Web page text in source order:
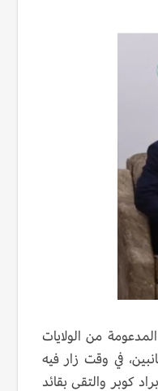
من الولايات
في وقت زار فيه
كوبر والتقى بقائد